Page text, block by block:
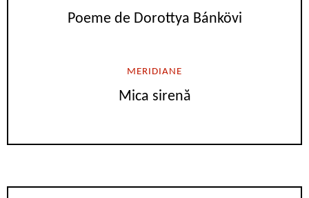
Poeme de Dorottya Bánkövi
MERIDIANE
Mica sirenă